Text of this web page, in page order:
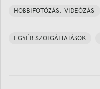
HOBBIFOTÓZÁS, -VIDEÓZÁS
EGYÉB SZOLGÁLTATÁSOK